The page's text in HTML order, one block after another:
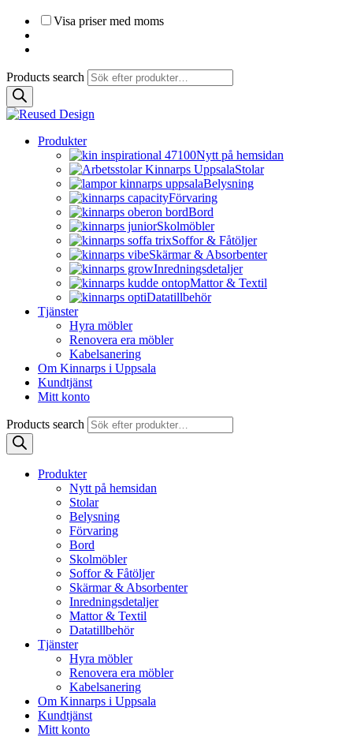
Visa priser med moms
Products search
Produkter
Nytt på hemsidan
Stolar
Belysning
Förvaring
Bord
Skolmöbler
Soffor & Fåtöljer
Skärmar & Absorbenter
Inredningsdetaljer
Mattor & Textil
Datatillbehör
Tjänster
Hyra möbler
Renovera era möbler
Kabelsanering
Om Kinnarps i Uppsala
Kundtjänst
Mitt konto
Products search
Produkter
Nytt på hemsidan
Stolar
Belysning
Förvaring
Bord
Skolmöbler
Soffor & Fåtöljer
Skärmar & Absorbenter
Inredningsdetaljer
Mattor & Textil
Datatillbehör
Tjänster
Hyra möbler
Renovera era möbler
Kabelsanering
Om Kinnarps i Uppsala
Kundtjänst
Mitt konto